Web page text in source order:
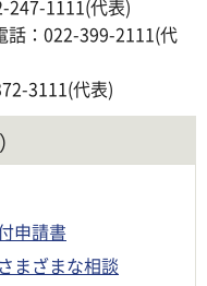
1111(代表)
：022-399-2111(代
3111(代表)
申請書
まざまな相談